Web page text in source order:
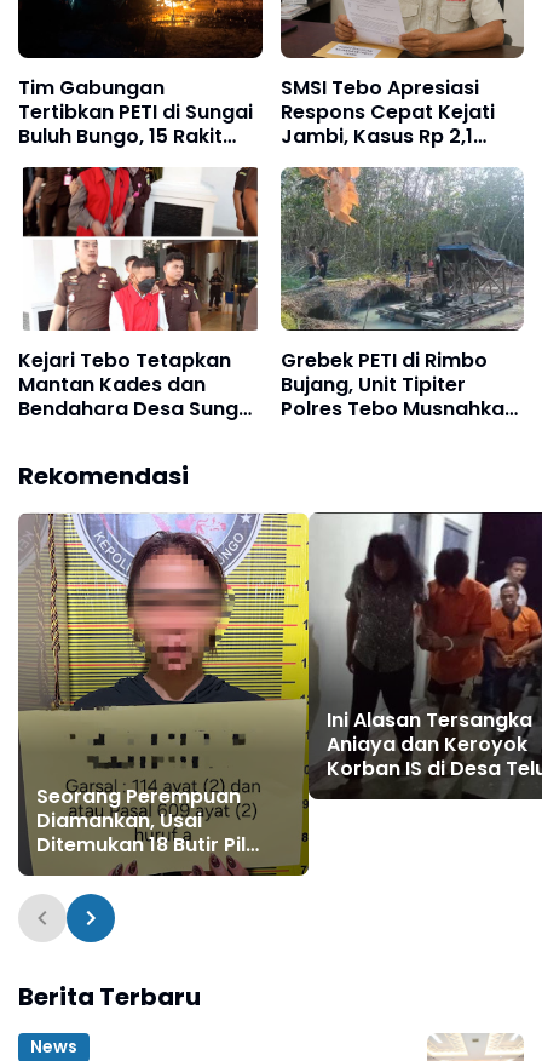
Tim Gabungan
Tertibkan PETI di Sungai
Buluh Bungo, 15 Rakit
Penambangan Dibakar
SMSI Tebo Apresiasi
Respons Cepat Kejati
Jambi, Kasus Rp 2,1
Miliar PUPR Tebo
Kembali Disorot
Kejari Tebo Tetapkan
Mantan Kades dan
Bendahara Desa Sungai
2023 - 2024
Grebek PETI di Rimbo
Bujang, Unit Tipiter
Polres Tebo Musnahkan
Rekomendasi
Seorang Perempuan
Diamankan, Usai
Ditemukan 18 Butir Pil
Ekstasi
Ini Alasan Tersangka
Aniaya dan Keroyok
Korban IS di Desa
Langkap
Berita Terbaru
News